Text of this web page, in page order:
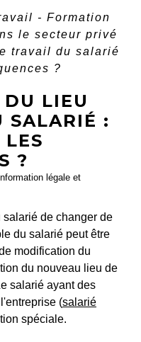
- Formation
le secteur privé
travail du salarié
?
LIEU
SALARIÉ :
?
légale et
salarié de changer de
du salarié peut être
modification du
du nouveau lieu de
salarié ayant des
(salarié
spéciale.